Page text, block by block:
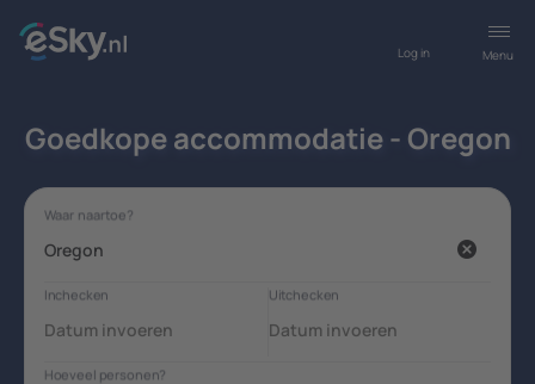
Menu
Log in
Goedkope accommodatie - Oregon